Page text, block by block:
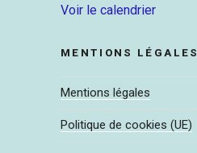
Voir le calendrier
MENTIONS LÉGALES
Mentions légales
Politique de cookies (UE)